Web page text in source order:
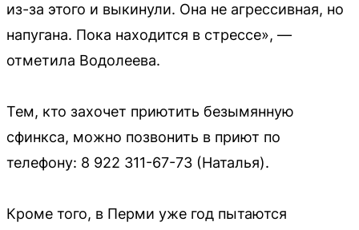
из-за этого и выкинули. Она не агрессивная, но
напугана. Пока находится в стрессе», —
отметила Водолеева.
Тем, кто захочет приютить безымянную
сфинкса, можно позвонить в приют по
телефону: 8 922 311-67-73 (Наталья).
Кроме того, в Перми уже год пытаются